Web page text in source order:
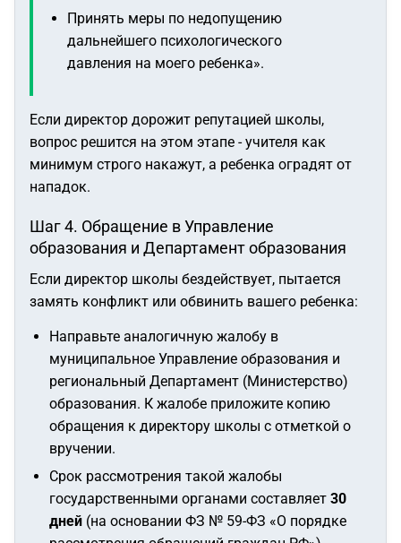
Принять меры по недопущению
дальнейшего психологического
давления на моего ребенка».
Если директор дорожит репутацией школы,
вопрос решится на этом этапе - учителя как
минимум строго накажут, а ребенка оградят от
нападок.
Шаг 4. Обращение в Управление
образования и Департамент образования
Если директор школы бездействует, пытается
замять конфликт или обвинить вашего ребенка:
Направьте аналогичную жалобу в
муниципальное Управление образования и
региональный Департамент (Министерство)
образования. К жалобе приложите копию
обращения к директору школы с отметкой о
вручении.
Срок рассмотрения такой жалобы
государственными органами составляет 30
дней (на основании ФЗ № 59-ФЗ «О порядке